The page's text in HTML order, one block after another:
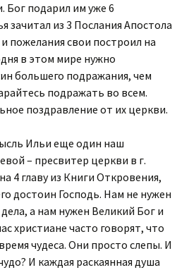
Бог подарил им уже 6
зачитал из 3 Послания Апостола
пожелания свои построил на
в этом мире нужно
большего подражания, чем
подражать во всем.
поздравление от их церкви.
Ильи еще один наш
– пресвитер церкви в г.
4 главу из Книги Откровения,
достоин Господь. Нам не нужен
а нам нужен Великий Бог и
христиане часто говорят, что
чудеса. Они просто слепы. И
И каждая раскаянная душа